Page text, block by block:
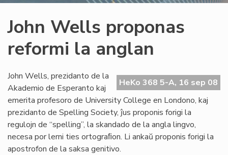
John Wells proponas
reformi la anglan
HeKo 368 5-A, 16 sep 08
John Wells, prezidanto de la
Akademio de Esperanto kaj
emerita profesoro de University College en Londono, kaj
prezidanto de Spelling Society, ĵus proponis forigi la
regulojn de “spelling”, la skandado de la angla lingvo,
necesa por lerni ties ortograﬁon. Li ankaŭ proponis forigi la
apostrofon de la saksa genitivo.